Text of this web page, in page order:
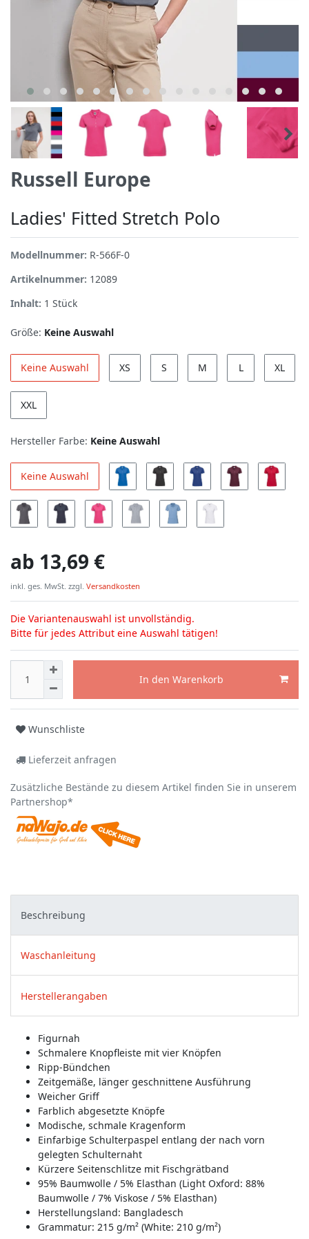
Russell Europe
Ladies' Fitted Stretch Polo
Modellnummer: R-566F-0
Artikelnummer: 12089
Inhalt: 1 Stück
Größe: Keine Auswahl
Keine Auswahl XS S M L XL
XXL
Hersteller Farbe: Keine Auswahl
Keine Auswahl
ab 13,69 €
inkl. ges. MwSt. zzgl. Versandkosten
Die Variantenauswahl ist unvollständig.
Bitte für jedes Attribut eine Auswahl tätigen!
In den Warenkorb
Wunschliste
Lieferzeit anfragen
Zusätzliche Bestände zu diesem Artikel finden Sie in unserem
Partnershop*
Beschreibung
Waschanleitung
Herstellerangaben
Figurnah
Schmalere Knopfleiste mit vier Knöpfen
Ripp-Bündchen
Zeitgemäße, länger geschnittene Ausführung
Weicher Griff
Farblich abgesetzte Knöpfe
Modische, schmale Kragenform
Einfarbige Schulterpaspel entlang der nach vorn
gelegten Schulternaht
Kürzere Seitenschlitze mit Fischgrätband
95% Baumwolle / 5% Elasthan (Light Oxford: 88%
Baumwolle / 7% Viskose / 5% Elasthan)
Herstellungsland: Bangladesch
Grammatur: 215 g/m² (White: 210 g/m²)